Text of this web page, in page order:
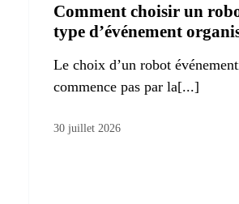
Comment choisir un
type d’événement
Le choix d’un robot
commence pas par la[...]
30 juillet 2026